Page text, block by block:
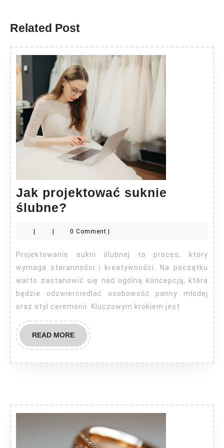
Related Post
Jak projektować suknie
ślubne?
suknie
ślubne?
0 Comment
Projektowanie sukni ślubnej to proces, który
wymaga staranności i kreatywności. Na początku
warto zastanowić się nad ogólną koncepcją, która
będzie odzwierciedlać osobowość panny młodej
oraz styl ceremonii. Kluczowym krokiem jest
READ MOREREAD
MORE